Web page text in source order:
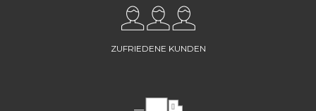
ZUFRIEDENE KUNDEN